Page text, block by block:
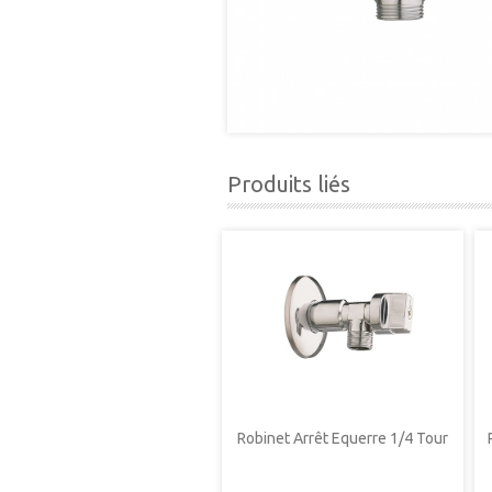
Produits liés
Robinet Arrêt Equerre 1/4 Tour